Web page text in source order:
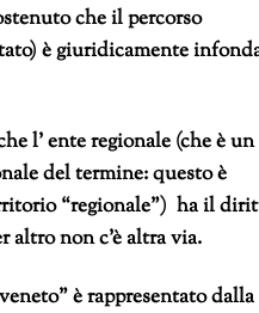
che il percorso
è giuridicamente
l’ ente regionale (che è un
del termine: questo è
“regionale”) ha il
altro non c’è altra via.
è rappresentato dalla